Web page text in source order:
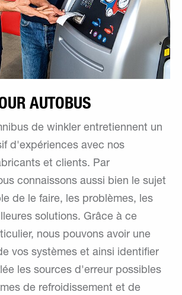
AUTOBUS
de winkler entretiennent un
d'expériences avec nos
et clients. Par
connaissons aussi bien le sujet
de le faire, les problèmes, les
solutions. Grâce à ce
nous pouvons avoir une
vos systèmes et ainsi identifier
les sources d'erreur possibles
de refroidissement et de